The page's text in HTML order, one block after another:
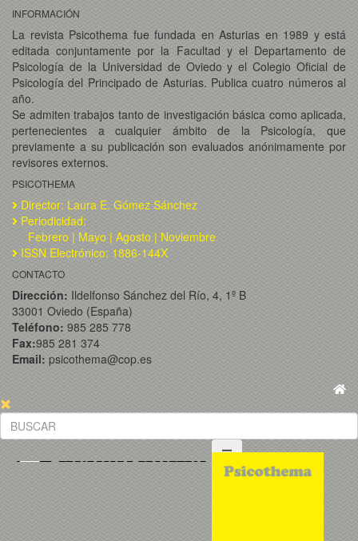
INFORMACIÓN
La revista Psicothema fue fundada en Asturias en 1989 y está
editada conjuntamente por la Facultad y el Departamento de
Psicología de la Universidad de Oviedo y el Colegio Oficial de
Psicología del Principado de Asturias. Publica cuatro números al
año.
Se admiten trabajos tanto de investigación básica como aplicada,
pertenecientes a cualquier ámbito de la Psicología, que
previamente a su publicación son evaluados anónimamente por
revisores externos.
PSICOTHEMA
Director: Laura E. Gómez Sánchez
Periodicidad:
Febrero | Mayo | Agosto | Noviembre
ISSN Electrónico: 1886-144X
CONTACTO
Dirección: Ildelfonso Sánchez del Río, 4, 1º B
33001 Oviedo (España)
Teléfono: 985 285 778
Fax:985 281 374
Email: psicothema@cop.es